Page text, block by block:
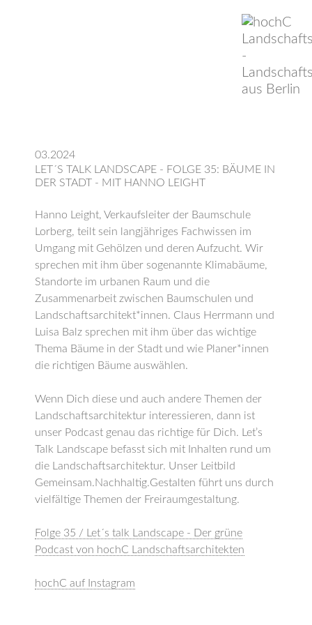
03.2024
LET´S TALK LANDSCAPE - FOLGE 35: BÄUME IN
DER STADT - MIT HANNO LEIGHT
Hanno Leight, Verkaufsleiter der Baumschule
Lorberg, teilt sein langjähriges Fachwissen im
Umgang mit Gehölzen und deren Aufzucht. Wir
sprechen mit ihm über sogenannte Klimabäume,
Standorte im urbanen Raum und die
Zusammenarbeit zwischen Baumschulen und
Landschaftsarchitekt*innen. Claus Herrmann und
Luisa Balz sprechen mit ihm über das wichtige
Thema Bäume in der Stadt und wie Planer*innen
die richtigen Bäume auswählen.
Wenn Dich diese und auch andere Themen der
Landschaftsarchitektur interessieren, dann ist
unser Podcast genau das richtige für Dich. Let’s
Talk Landscape befasst sich mit Inhalten rund um
die Landschaftsarchitektur. Unser Leitbild
Gemeinsam.Nachhaltig.Gestalten führt uns durch
vielfältige Themen der Freiraumgestaltung.
Folge 35 / Let´s talk Landscape - Der grüne
Podcast von hochC Landschaftsarchitekten
hochC auf Instagram